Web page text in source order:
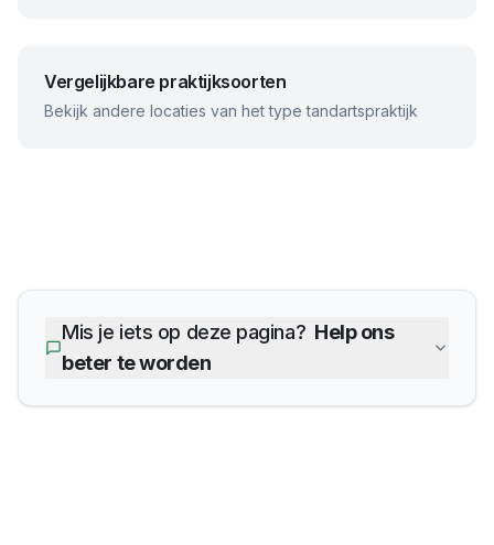
Vergelijkbare praktijksoorten
Bekijk andere locaties van het type tandartspraktijk
Mis je iets op deze pagina? Help ons
beter te worden